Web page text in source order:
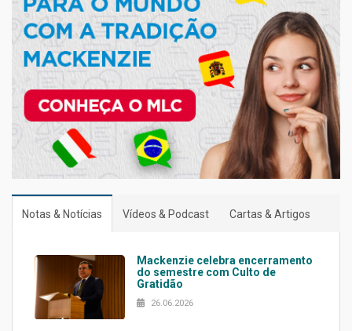
Notas & Notícias Vídeos & Podcast Cartas & Artigos
Mackenzie celebra encerramento
do semestre com Culto de
Gratidão
26.06.2026